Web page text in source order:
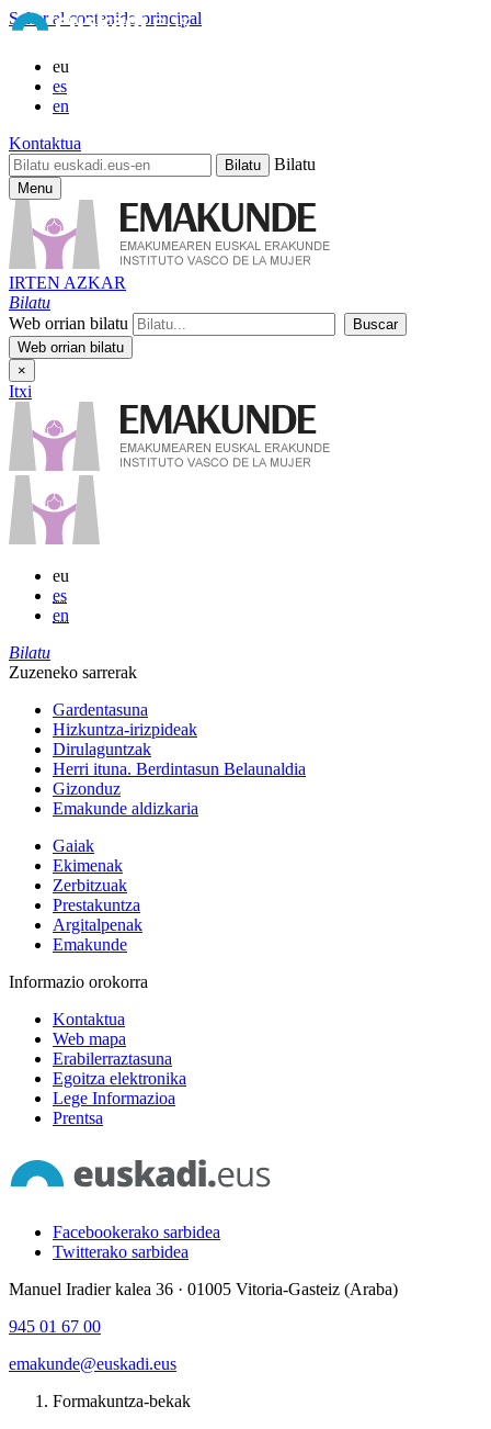
Saltar al contenido principal
eu
es
en
Kontaktua
Bilatu
Menu
IRTEN AZKAR
Bilatu
Web orrian bilatu
×
Itxi
eu
es
en
Bilatu
Zuzeneko sarrerak
Gardentasuna
Hizkuntza-irizpideak
Dirulaguntzak
Herri ituna. Berdintasun Belaunaldia
Gizonduz
Emakunde aldizkaria
Gaiak
Ekimenak
Zerbitzuak
Prestakuntza
Argitalpenak
Emakunde
Informazio orokorra
Kontaktua
Web mapa
Erabilerraztasuna
Egoitza elektronika
Lege Informazioa
Prentsa
Facebookerako sarbidea
Twitterako sarbidea
Manuel Iradier kalea 36 · 01005 Vitoria-Gasteiz (Araba)
945 01 67 00
emakunde@euskadi.eus
Formakuntza-bekak